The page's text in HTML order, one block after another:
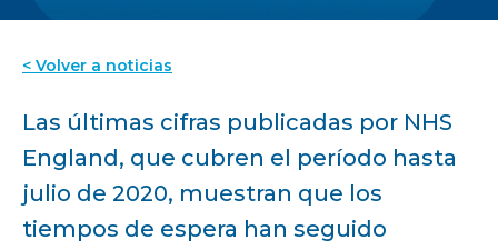
< Volver a noticias
Las últimas cifras publicadas por NHS
England, que cubren el período hasta
julio de 2020, muestran que los
tiempos de espera han seguido